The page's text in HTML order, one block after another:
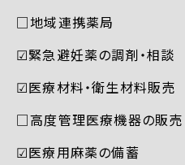
□地域連携薬局
☑︎緊急避妊薬の調剤・相談
☑︎医療材料・衛生材料販売
□高度管理医療機器の販売
☑︎医療用麻薬の備蓄